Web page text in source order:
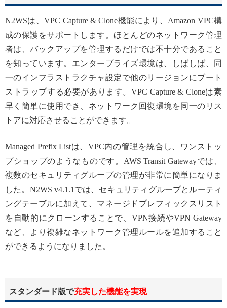
N2WSは、VPC Capture & Clone機能により、Amazon VPC構
成の保護をサポートします。ほとんどのネットワーク管理
者は、バックアップを管理するだけでは不十分であること
を知っています。エンタープライズ環境は、しばしば、同
一のインフラストラクチャ設定で他のリージョンにブート
ストラップする必要があります。VPC Capture & Cloneは素
早く簡単に使用でき、ネットワーク回復環境を同一のリス
トアに対応させることができます。
Managed Prefix Listは、VPC内の管理を統合し、ワンストッ
プショップのようなものです。AWS Transit Gatewayでは、
複数のセキュリティグループの管理が非常に簡単になりま
した。N2WS v4.1.1では、セキュリティグループとルーティ
ングテーブルに加えて、マネージドプレフィックスリスト
を自動的にクローンすることで、VPN接続やVPN Gateway
など、より複雑なネットワーク管理ルールを追加すること
ができるようになりました。
スタンダード版で充実した機能を実現